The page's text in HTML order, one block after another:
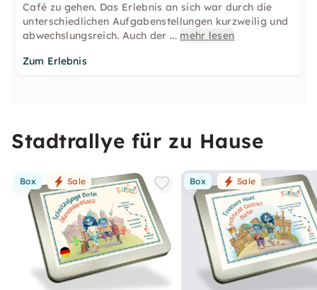
Café zu gehen. Das Erlebnis an sich war durch die
unterschiedlichen Aufgabenstellungen kurzweilig und
abwechslungsreich. Auch der ... mehr lesen
Zum Erlebnis
Stadtrallye für zu Hause
Box Sale Box Sale